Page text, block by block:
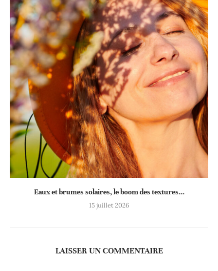
Eaux et brumes solaires, le boom des textures...
15 juillet 2026
LAISSER UN COMMENTAIRE